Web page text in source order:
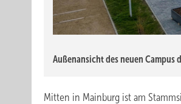
Außenansicht des neuen Campus
Mitten in Mainburg ist am